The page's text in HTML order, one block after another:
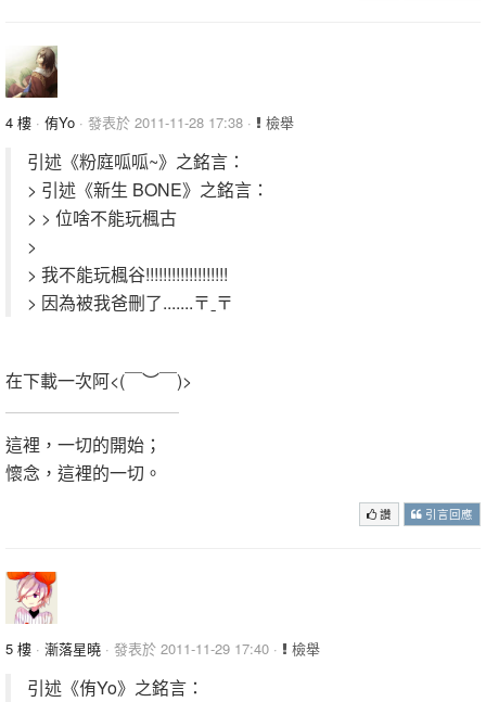
4 樓 · 侑Yo · 發表於 2011-11-28 17:38 · 檢舉
引述《粉庭呱呱~》之銘言：
> 引述《新生 BONE》之銘言：
> > 位啥不能玩楓古
>
> 我不能玩楓谷!!!!!!!!!!!!!!!!!!!
> 因為被我爸刪了.......〒ˍ〒
在下載一次阿<(￣︶￣)>
這裡，一切的開始；
懷念，這裡的一切。
讚 引言回應
5 樓 · 漸落星曉 · 發表於 2011-11-29 17:40 · 檢舉
引述《侑Yo》之銘言：